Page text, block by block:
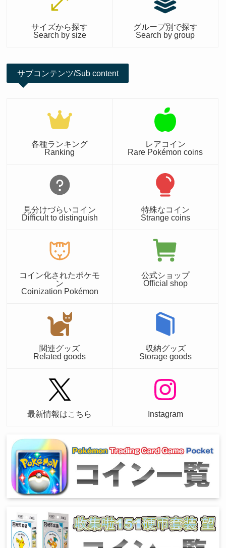
サイズから探す
Search by size
グループ別で探す
Search by group
サブコンテンツ/Sub content
各種ランキング
Ranking
レアコイン
Rare Pokémon coins
見分けづらいコイン
Difficult to distinguish
特殊なコイン
Strange coins
コイン化されたポケモ
ン
Coinization Pokémon
公式ショップ
Official shop
関連グッズ
Related goods
収納グッズ
Storage goods
最新情報はこちら Instagram